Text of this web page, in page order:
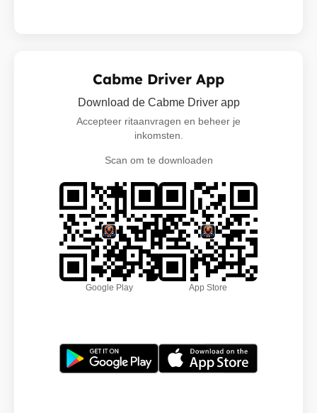
Cabme Driver App
Download de Cabme Driver app
Accepteer ritaanvragen en beheer je
inkomsten.
Scan om te downloaden
Google Play App Store